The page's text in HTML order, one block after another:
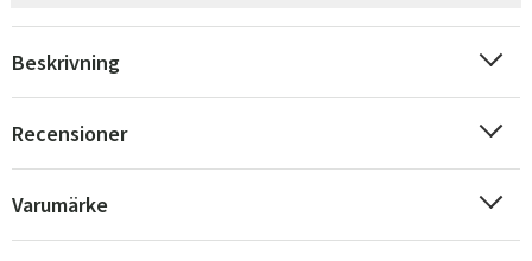
Beskrivning
Recensioner
Varumärke